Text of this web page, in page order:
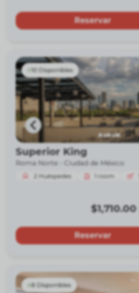
Reservar
10 Disponibles
Superior King
Roma Norte - Ciudad de México
2 Huéspedes room
$1,710.00
Reservar
8 Disponibles